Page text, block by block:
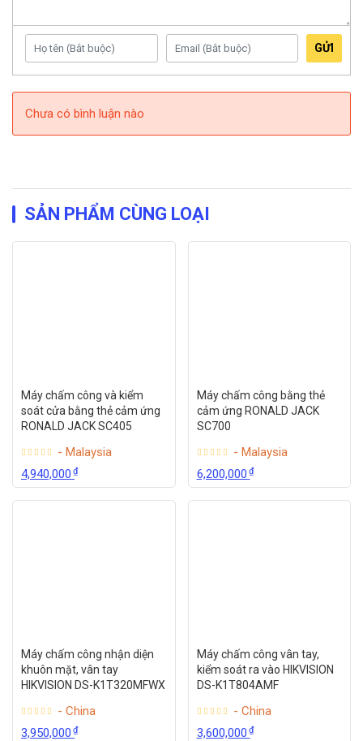
GỬI
Chưa có bình luận nào
SẢN PHẨM CÙNG LOẠI
Máy chấm công và kiểm
soát cửa bằng thẻ cảm ứng
RONALD JACK SC405
- Malaysia
4,940,000₫
Máy chấm công bằng thẻ
cảm ứng RONALD JACK
SC700
- Malaysia
6,200,000₫
Máy chấm công nhận diện
khuôn mặt, vân tay
HIKVISION DS-K1T320MFWX
- China
3,950,000₫
Máy chấm công vân tay,
kiểm soát ra vào HIKVISION
DS-K1T804AMF
- China
3,600,000₫